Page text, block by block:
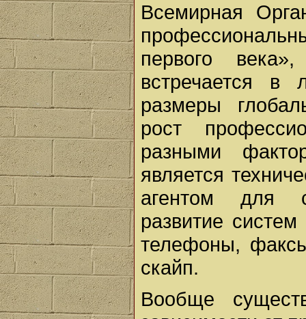
Всемирная
первого
встречается
размеры
рост
разными
является
агентом для
развитие
телефоны,
скайп.
Вообще